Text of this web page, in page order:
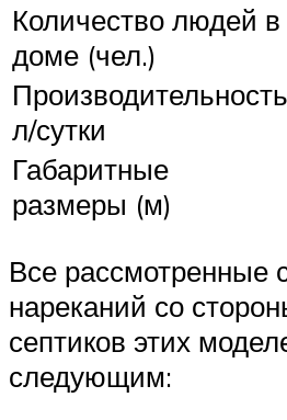
Количество людей в
доме (чел.)
Производительность
л/сутки
Габаритные
размеры (м)
Все рассмотренные
нареканий со
септиков этих
следующим: